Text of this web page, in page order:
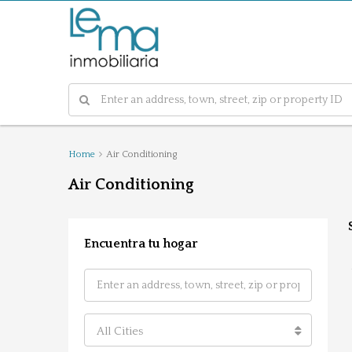
Home Air Conditioning
Air Conditioning
Encuentra tu hogar
All Cities